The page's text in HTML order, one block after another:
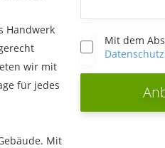
Handwerk
wir mit
für jedes
Mit
Mit dem